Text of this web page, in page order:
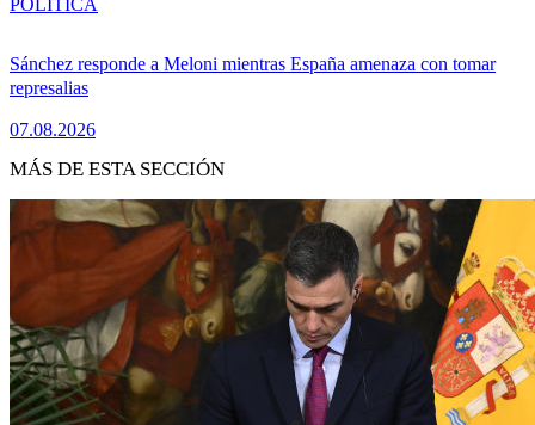
Sánchez responde a Meloni mientras España amenaza con tomar
represalias
07.08.2026
POLÍTICA
MÁS DE ESTA SECCIÓN